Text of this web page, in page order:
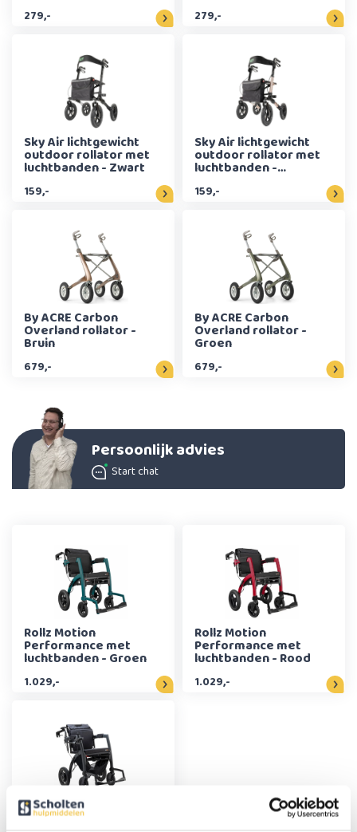
279,- 279,-
Sky Air lichtgewicht
outdoor rollator met
luchtbanden - Zwart
159,-
Sky Air lichtgewicht
outdoor rollator met
luchtbanden -
159,-
By ACRE Carbon
Overland rollator -
Bruin
679,-
By ACRE Carbon
Overland rollator -
Groen
679,-
Persoonlijk advies
Start chat
Rollz Motion
Performance met
luchtbanden - Groen
1.029,-
Rollz Motion
Performance met
luchtbanden - Rood
1.029,-
Rollz Motion Electric -
Zwart